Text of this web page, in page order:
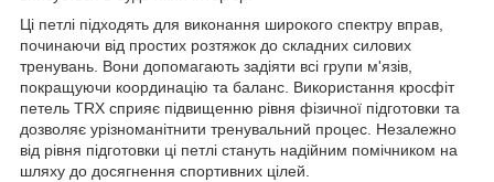
Ці петлі підходять для виконання широкого спектру вправ,
починаючи від простих розтяжок до складних силових
тренувань. Вони допомагають задіяти всі групи м'язів,
покращуючи координацію та баланс. Використання кросфіт
петель TRX сприяє підвищенню рівня фізичної підготовки та
дозволяє урізноманітнити тренувальний процес. Незалежно
від рівня підготовки ці петлі стануть надійним помічником на
шляху до досягнення спортивних цілей.